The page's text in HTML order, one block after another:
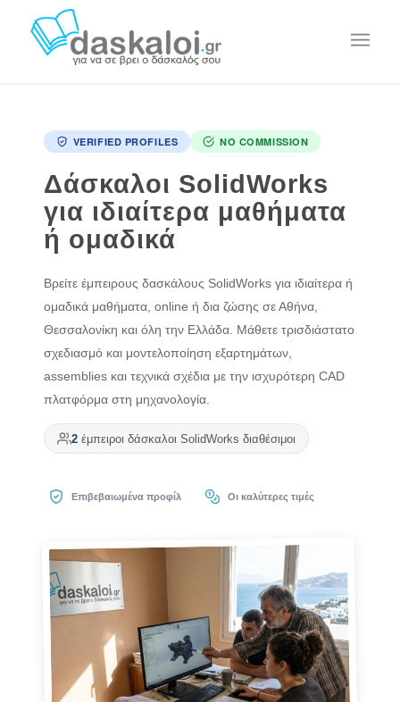
VERIFIED PROFILES NO COMMISSION
Δάσκαλοι SolidWorks
για ιδιαίτερα μαθήματα
ή ομαδικά
Βρείτε έμπειρους δασκάλους SolidWorks για ιδιαίτερα ή
ομαδικά μαθήματα, online ή δια ζώσης σε Αθήνα,
Θεσσαλονίκη και όλη την Ελλάδα. Μάθετε τρισδιάστατο
σχεδιασμό και μοντελοποίηση εξαρτημάτων,
assemblies και τεχνικά σχέδια με την ισχυρότερη CAD
πλατφόρμα στη μηχανολογία.
2έμπειροι δάσκαλοι SolidWorks διαθέσιμοι
Επιβεβαιωμένα προφίλ Οι καλύτερες τιμές